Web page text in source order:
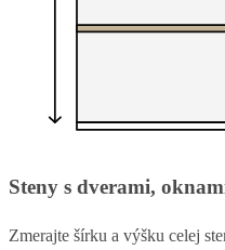
Steny s dverami,
Zmerajte šírku a výšku celej